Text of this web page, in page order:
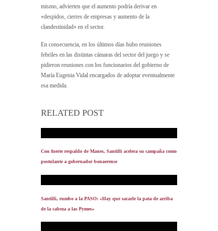
mismo, advierten que el aumento podría derivar en
«despidos, cierres de empresas y aumento de la
clandestinidad» en el sector.
En consecuencia, en los últimos días hubo reuniones
febriles en las distintas cámaras del sector del juego y se
pidieron reuniones con los funcionarios del gobierno de
María Eugenia Vidal encargados de adoptar eventualmente
esa medida.
RELATED POST
Con fuerte respaldo de Manes, Santilli acelera su campaña como
postulante a gobernador bonaerense
Santilli, rumbo a la PASO: «Hay que sacarle la pata de arriba
de la cabeza a las Pymes»